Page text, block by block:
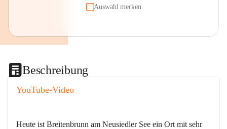
Auswahl merken
Beschreibung
YouTube-Video
Heute ist Breitenbrunn am Neusiedler See ein Ort mit sehr